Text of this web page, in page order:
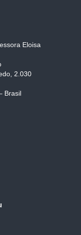
Eloisa
2.030
Brasil